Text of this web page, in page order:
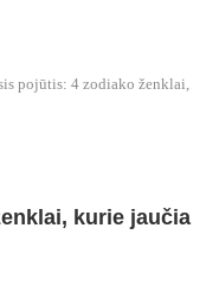
pojūtis: 4 zodiako ženklai,
kurie jaučia